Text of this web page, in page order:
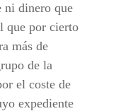
ni dinero que
que por cierto
más de
de la
el coste de
expediente